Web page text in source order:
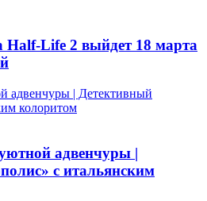
Half-Life 2 выйдет 18 марта
адвенчуры | Детективный
колоритом
адвенчуры |
с итальянским